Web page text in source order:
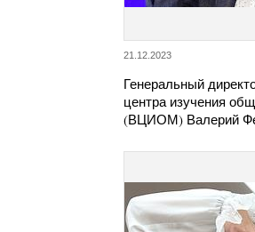
21.12.2023
Генеральный
центра изучения
(ВЦИОМ) Валерий